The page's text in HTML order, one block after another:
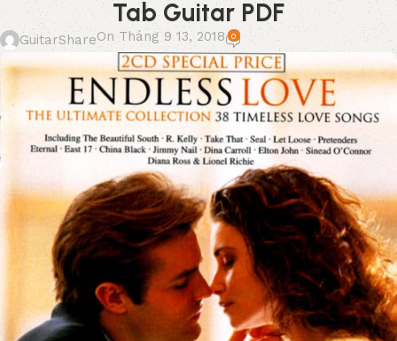
Tab Guitar PDF
GuitarShareOn Tháng 9 13, 2018 0